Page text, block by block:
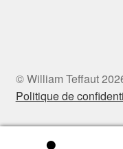
© William Teffaut
Politique de